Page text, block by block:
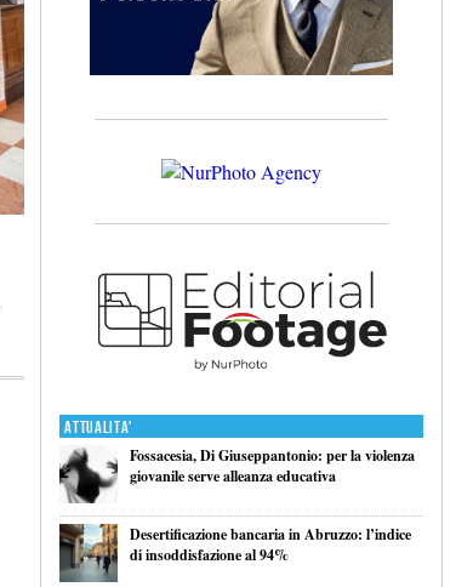
Attualita'
Fossacesia, Di Giuseppantonio: per la violenza
giovanile serve alleanza educativa
Desertificazione bancaria in Abruzzo: l’indice
di insoddisfazione al 94%